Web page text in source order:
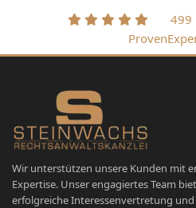
499
Wir unterstützen unsere Kunden mit
Expertise. Unser engagiertes Team
erfolgreiche Interessenvertretung